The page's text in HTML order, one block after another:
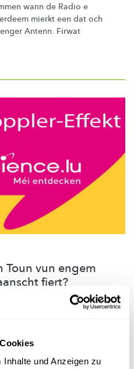
und Anzeigen zu
wann de Radio e
mierkt een dat och
Antenn. Firwat
Toun vun engem
fiert?
méi dacks am Alldag opgefall.